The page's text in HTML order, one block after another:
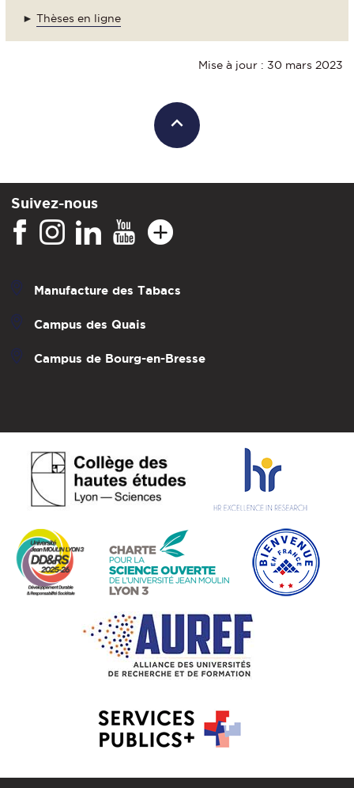
► Thèses en ligne
Mise à jour : 30 mars 2023
Suivez-nous
Manufacture des Tabacs
Campus des Quais
Campus de Bourg-en-Bresse